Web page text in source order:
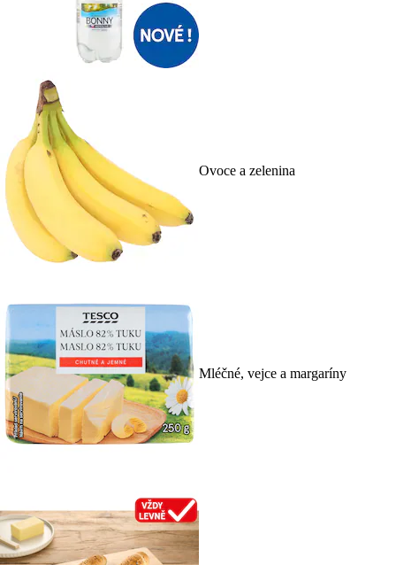
Ovoce a zelenina
Mléčné, vejce a margaríny